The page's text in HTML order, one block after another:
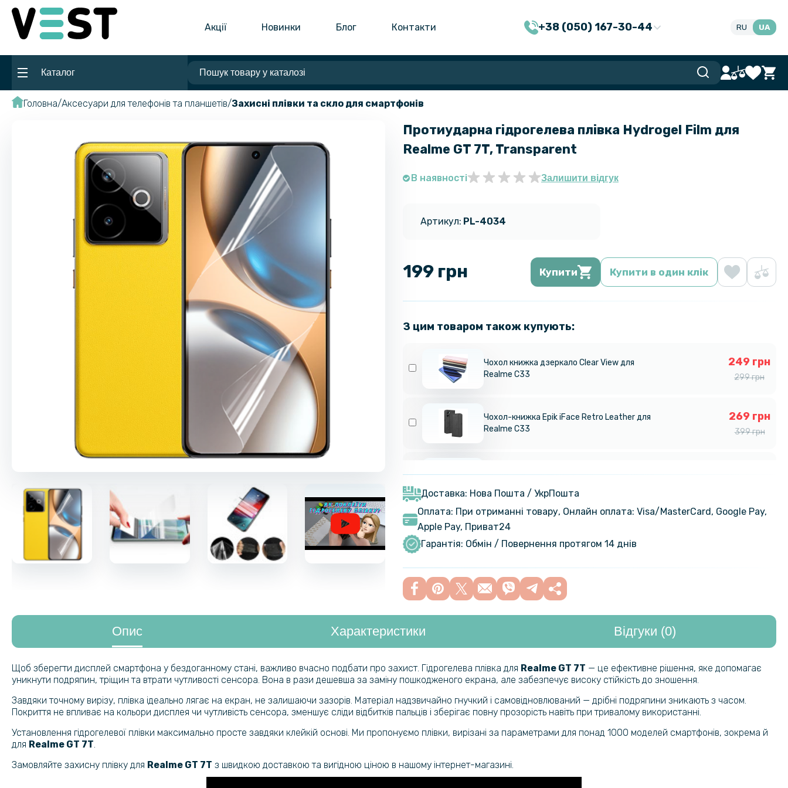
Акції Новинки Блог Контакти +38 (050) 167-30-44 RU UA
Каталог
Головна Аксесуари для телефонів та планшетів Захисні плівки та скло для смартфонів
Протиударна гідрогелева плівка Hydrogel Film для
Realme GT 7T, Transparent
В наявності Залишити відгук
Артикул: PL-4034
199 грн Купити Купити в один клік
З цим товаром також купують:
Чохол книжка дзеркало Clear View для
Realme C33
249 грн
299 грн
Чохол-книжка Epik iFace Retro Leather для
Realme C33
269 грн
399 грн
Захисне скло Privacy Full Screen для Realme
GT 7 / GT 7T
Чохол - книжка Beauty Case для Realme GT
7T / GT 7 з дзеркалом
Протиударний чохол XUNDD для Realme GT
7 / GT 7T​​ із захистом на камеру, Black
899 грн
GT 7 / GT 7T
219 грн
Чохол X&E для Realme GT 7T / GT 7 з
камеру
Доставка: Нова Пошта / УкрПошта
Оплата: При отриманні товару, Онлайн оплата: Visa/MasterСard, Google Pay,
Apple Pay, Приват24
Гарантія: Обмін / Повернення протягом 14 днів
Опис Характеристики Відгуки (0)
Щоб зберегти дисплей смартфона у бездоганному стані, важливо вчасно подбати про захист. Гідрогелева плівка для Realme GT 7T — це ефективне рішення, яке допомагає
уникнути подряпин, тріщин та втрати чутливості сенсора. Вона в рази дешевша за заміну пошкодженого екрана, але забезпечує високу стійкість до зношення.
Завдяки точному вирізу, плівка ідеально лягає на екран, не залишаючи зазорів. Матеріал надзвичайно гнучкий і самовідновлюваний — дрібні подряпини зникають з часом.
Покриття не впливає на кольори дисплея чи чутливість сенсора, зменшує сліди відбитків пальців і зберігає повну прозорість навіть при тривалому використанні.
Установлення гідрогелевої плівки максимально просте завдяки клейкій основі. Ми пропонуємо плівки, вирізані за параметрами для понад 1000 моделей смартфонів, зокрема й
для Realme GT 7T
Замовляйте захисну плівку для Realme GT 7T з швидкою доставкою та вигідною ціною в нашому інтернет-магазині.